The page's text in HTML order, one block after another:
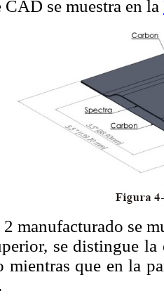
se muestra en la
manufacturado se
se distingue
mientras que en la